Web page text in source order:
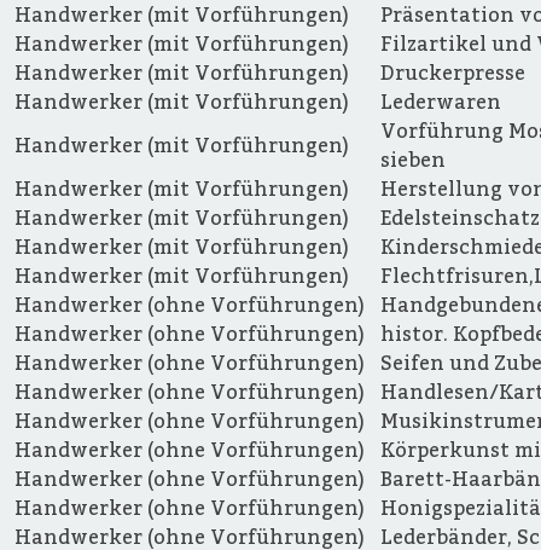
Handwerker (mit Vorführungen)
Präsentation
Handwerker (mit Vorführungen)
Filzartikel und
Handwerker (mit Vorführungen)
Druckerpresse
Handwerker (mit Vorführungen)
Lederwaren
Handwerker (mit Vorführungen)
Vorführung
sieben
Handwerker (mit Vorführungen)
Herstellung
Handwerker (mit Vorführungen)
Handwerker (mit Vorführungen)
Handwerker (mit Vorführungen)
Handwerker (ohne Vorführungen)
Handwerker (ohne Vorführungen)
histor.
Handwerker (ohne Vorführungen)
Seifen und
Handwerker (ohne Vorführungen)
Handlesen/
Handwerker (ohne Vorführungen)
Handwerker (ohne Vorführungen)
Körperkunst
Handwerker (ohne Vorführungen)
Barett-
Handwerker (ohne Vorführungen)
Handwerker (ohne Vorführungen)
Lederbänder,